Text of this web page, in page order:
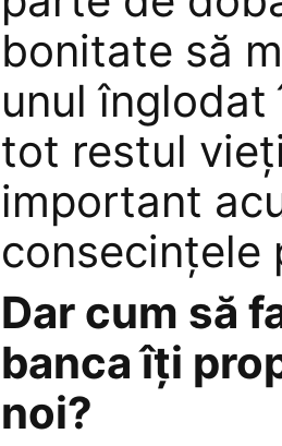
bonitate să
unul
tot restul
important
consecinţele
Dar cum să
banca îţi
noi?